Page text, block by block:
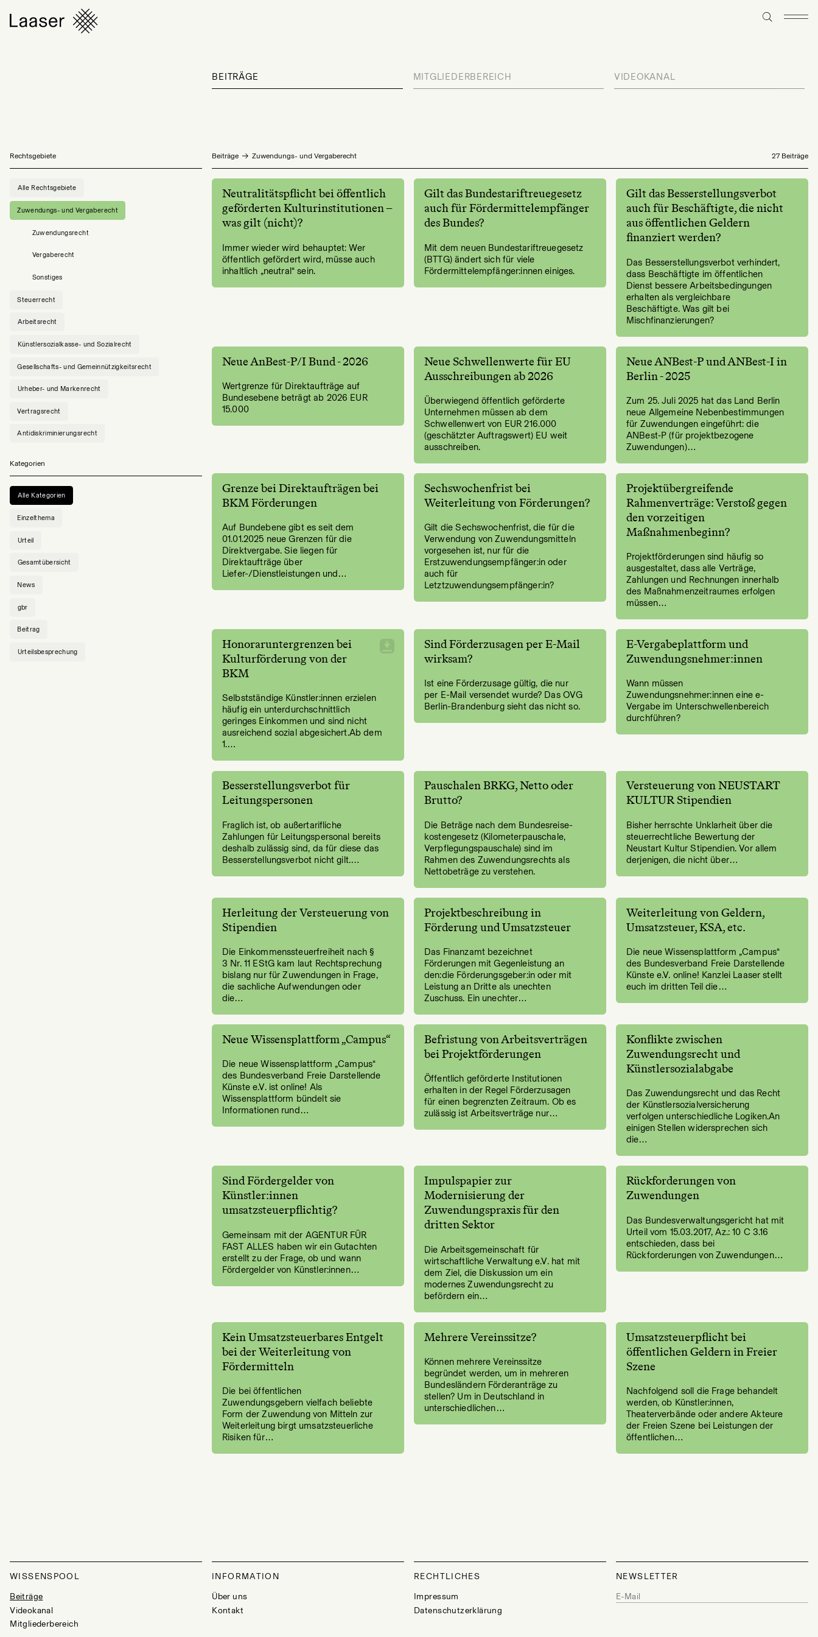
BEITRÄGE MITGLIEDERBEREICH VIDEOKANAL
Beiträge Zuwendungs- und Vergaberecht 27 Beiträge
Neutralitätspflicht bei öffentlich
geförderten Kulturinstitutionen –
was gilt (nicht)?
Immer wieder wird behauptet: Wer
öffentlich gefördert wird, müsse auch
inhaltlich „neutral“ sein.
Gilt das Bundestariftreuegesetz
auch für Fördermittelempfänger
des Bundes?
Mit dem neuen Bundestariftreuegesetz
(BTTG) ändert sich für viele
Fördermittelempfänger:innen einiges.
Gilt das Besserstellungsverbot
auch für Beschäftigte, die nicht
aus öffentlichen Geldern
finanziert werden?
Das Besserstellungsverbot verhindert,
dass Beschäftigte im öffentlichen
Dienst bessere Arbeitsbedingungen
erhalten als vergleichbare
Beschäftigte. Was gilt bei
Mischfinanzierungen?
Neue AnBest-P/I Bund - 2026
Wertgrenze für Direktaufträge auf
Bundesebene beträgt ab 2026 EUR
15.000
Neue Schwellenwerte für EU
Ausschreibungen ab 2026
Überwiegend öffentlich geförderte
Unternehmen müssen ab dem
Schwellenwert von EUR 216.000
(geschätzter Auftragswert) EU weit
ausschreiben.
Neue ANBest-P und ANBest-I in
Berlin - 2025
Zum 25. Juli 2025 hat das Land Berlin
neue Allgemeine Nebenbestimmungen
für Zuwendungen eingeführt: die
ANBest‑P (für projektbezogene
Zuwendungen)…
Grenze bei Direktaufträgen bei
BKM Förderungen
Auf Bundebene gibt es seit dem
01.01.2025 neue Grenzen für die
Direktvergabe. Sie liegen für
Direktaufträge über
Liefer-/Dienstleistungen und…
Sechswochenfrist bei
Weiterleitung von Förderungen?
Gilt die Sechswochenfrist, die für die
Verwendung von Zuwendungsmitteln
vorgesehen ist, nur für die
Erstzuwendungsempfänger:in oder
auch für
Letztzuwendungsempfänger:in?
Projektübergreifende
Rahmenverträge: Verstoß gegen
den vorzeitigen
Maßnahmenbeginn?
Projektförderungen sind häufig so
ausgestaltet, dass alle Verträge,
Zahlungen und Rechnungen innerhalb
des Maßnahmenzeitraumes erfolgen
müssen…
Honoraruntergrenzen bei
Kulturförderung von der
BKM
Selbstständige Künstler:innen erzielen
häufig ein unterdurchschnittlich
geringes Einkommen und sind nicht
ausreichend sozial abgesichert.Ab dem
1.…
Sind Förderzusagen per E-Mail
wirksam?
Ist eine Förderzusage gültig, die nur
per E-Mail versendet wurde? Das OVG
Berlin-Brandenburg sieht das nicht so.
E-Vergabeplattform und
Zuwendungsnehmer:innen
Wann müssen
Zuwendungsnehmer:innen eine e-
Vergabe im Unterschwellenbereich
durchführen?
Besserstellungsverbot für
Leitungspersonen
Fraglich ist, ob außertarifliche
Zahlungen für Leitungspersonal bereits
deshalb zulässig sind, da für diese das
Besserstellungsverbot nicht gilt.…
Pauschalen BRKG, Netto oder
Brutto?
Die Beträge nach dem Bundes­reise­
kosten­gesetz (Kilometer­pauschale,
Verpflegungs­pauschale) sind im
Rahmen des Zuwendungs­rechts als
Nettobeträge zu verstehen.
Versteuerung von NEUSTART
KULTUR Stipendien
Bisher herrschte Unklarheit über die
steuerrechtliche Bewertung der
Neustart Kultur Stipendien. Vor allem
derjenigen, die nicht über…
Herleitung der Versteuerung von
Stipendien
Die Einkommenssteuerfreiheit nach §
3 Nr. 11 EStG kam laut Rechtsprechung
bislang nur für Zuwendungen in Frage,
die sachliche Aufwendungen oder
die…
Projektbeschreibung in
Förderung und Umsatzsteuer
Das Finanzamt bezeichnet
Förderungen mit Gegenleistung an
den:die Förderungsgeber:in oder mit
Leistung an Dritte als unechten
Zuschuss. Ein unechter…
Weiterleitung von Geldern,
Umsatzsteuer, KSA, etc.
Die neue Wissensplattform „Campus“
des Bundesverband Freie Darstellende
Künste e.V. online! Kanzlei Laaser stellt
euch im dritten Teil die…
Neue Wissensplattform „Campus“
Die neue Wissensplattform „Campus“
des Bundesverband Freie Darstellende
Künste e.V. ist online! Als
Wissensplattform bündelt sie
Informationen rund…
Befristung von Arbeitsverträgen
bei Projektförderungen
Öffentlich geförderte Institutionen
erhalten in der Regel Förderzusagen
für einen begrenzten Zeitraum. Ob es
zulässig ist Arbeitsverträge nur…
Konflikte zwischen
Zuwendungsrecht und
Künstlersozialabgabe
Das Zuwendungsrecht und das Recht
der Künstlersozialversicherung
verfolgen unterschiedliche Logiken.An
einigen Stellen widersprechen sich
die…
Sind Fördergelder von
Künstler:innen
umsatzsteuerpflichtig?
Gemeinsam mit der AGENTUR FÜR
FAST ALLES haben wir ein Gutachten
erstellt zu der Frage, ob und wann
Fördergelder von Künstler:innen…
Impulspapier zur
Modernisierung der
Zuwendungspraxis für den
dritten Sektor
Die Arbeitsgemeinschaft für
wirtschaftliche Verwaltung e.V. hat mit
dem Ziel, die Diskussion um ein
modernes Zuwendungsrecht zu
befördern ein…
Rückforderungen von
Zuwendungen
Das Bundesverwaltungsgericht hat mit
Urteil vom 15.03.2017, Az.: 10 C 3.16
entschieden, dass bei
Rückforderungen von Zuwendungen…
Kein Umsatzsteuerbares Entgelt
bei der Weiterleitung von
Fördermitteln
Die bei öffentlichen
Zuwendungsgebern vielfach beliebte
Form der Zuwendung von Mitteln zur
Weiterleitung birgt umsatzsteuerliche
Risiken für…
Mehrere Vereinssitze?
Können mehrere Vereinssitze
begründet werden, um in mehreren
Bundesländern Förderanträge zu
stellen? Um in Deutschland in
unterschiedlichen…
Umsatzsteuerpflicht bei
öffentlichen Geldern in Freier
Szene
Nachfolgend soll die Frage behandelt
werden, ob Künstler:innen,
Theaterverbände oder andere Akteure
der Freien Szene bei Leistungen der
öffentlichen…
Rechtsgebiete
Alle Rechtsgebiete
Zuwendungs- und Vergaberecht
Zuwendungsrecht
Vergaberecht
Sonstiges
Steuerrecht
Arbeitsrecht
Künstlersozialkasse- und Sozialrecht
Gesellschafts- und Gemeinnützigkeitsrecht
Urheber- und Markenrecht
Vertragsrecht
Antidiskriminierungsrecht
Kategorien
Alle Kategorien
Einzelthema
Urteil
Gesamtübersicht
News
gbr
Beitrag
Urteilsbesprechung
WISSENSPOOL
Beiträge
Videokanal
Mitgliederbereich
INFORMATION
Über uns
Kontakt
RECHTLICHES
Impressum
Datenschutzerklärung
NEWSLETTER